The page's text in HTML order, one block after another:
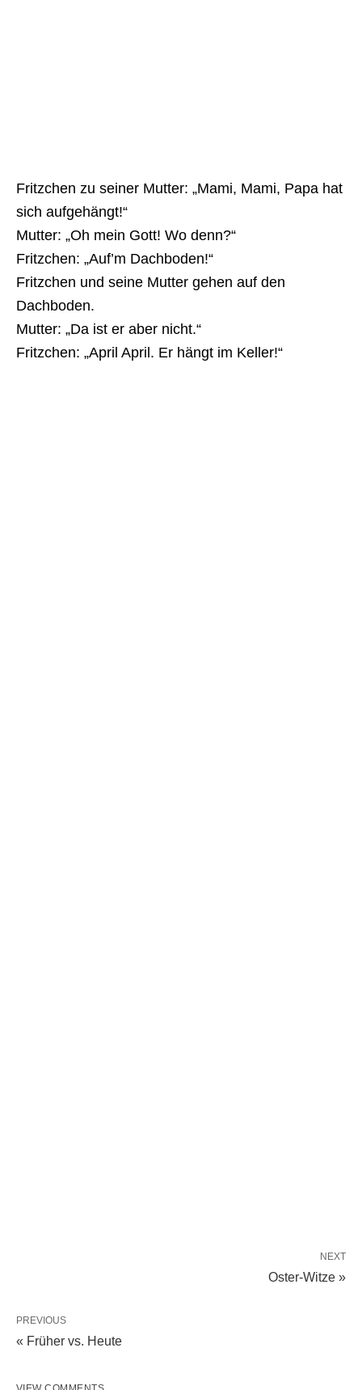
Fritzchen zu seiner Mutter: „Mami, Mami, Papa hat
sich aufgehängt!“
Mutter: „Oh mein Gott! Wo denn?“
Fritzchen: „Auf’m Dachboden!“
Fritzchen und seine Mutter gehen auf den
Dachboden.
Mutter: „Da ist er aber nicht.“
Fritzchen: „April April. Er hängt im Keller!“
NEXT
Oster-Witze »
PREVIOUS
« Früher vs. Heute